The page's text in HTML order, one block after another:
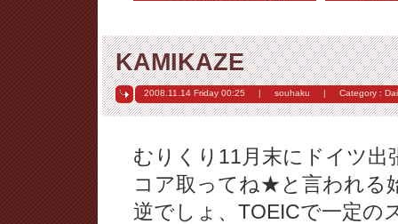
KAMIKAZE
2008.11.14 Friday 00:25 | souhaku | Category :
むりくり11月末にドイツ出
コア取ってね★と言われる
逆でしょ、TOEICで一定の